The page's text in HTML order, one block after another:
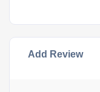
Add Review